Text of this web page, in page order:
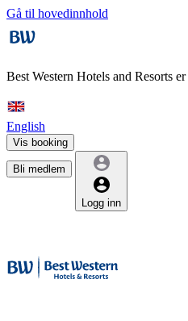
Gå til hovedinnhold
Best Western Hotels and Resorts er
English
Vis booking
Bli medlem
Logg inn